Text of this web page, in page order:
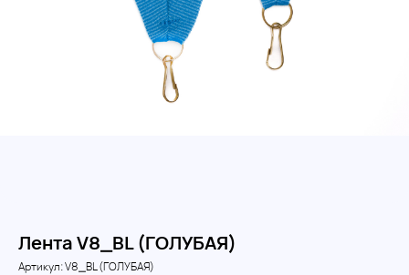
Лента V8_BL (ГОЛУБАЯ)
Артикул:V8_BL (ГОЛУБАЯ)